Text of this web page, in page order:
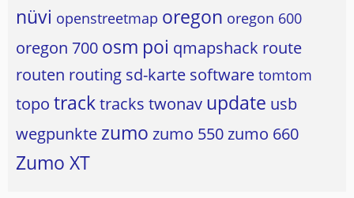
nüvi openstreetmap oregon oregon 600
oregon 700 osm poi qmapshack route
routen routing sd-karte software tomtom
topo tracktracks twonav update usb
wegpunkte zumo zumo 550zumo 660
Zumo XT